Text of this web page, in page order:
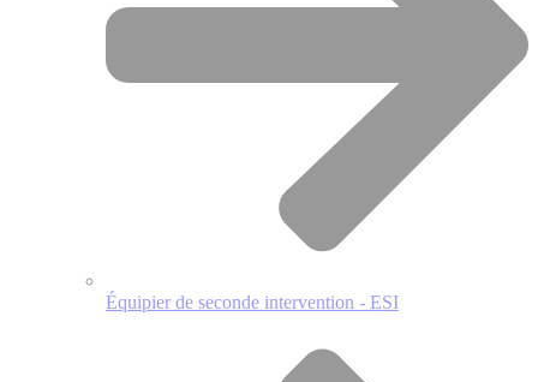
Équipier de seconde intervention - ESI